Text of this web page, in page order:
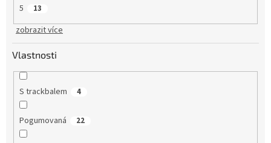
5 13
zobrazit více
Vlastnosti
S trackbalem 4
Pogumovaná 22